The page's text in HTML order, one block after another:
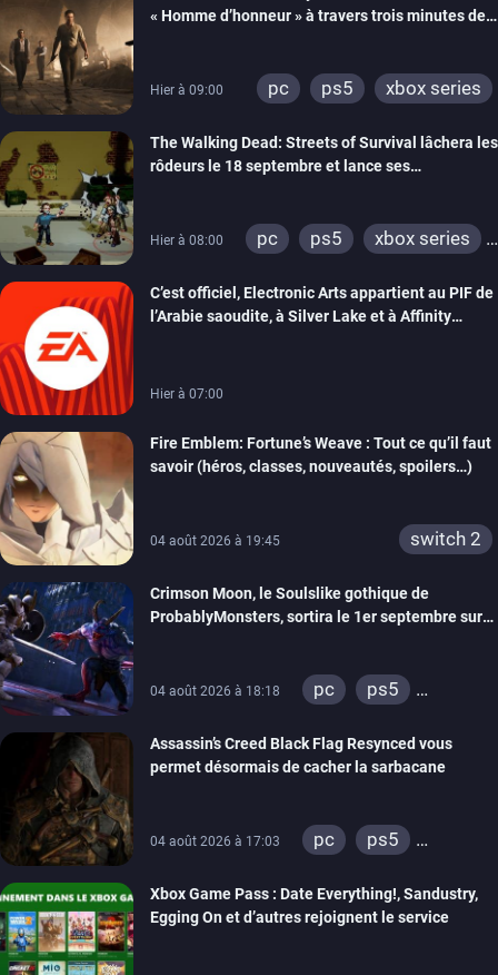
« Homme d’honneur » à travers trois minutes de
Hier à 09:00 pc ps5 xbox series
The Walking Dead: Streets of Survival lâchera les
rôdeurs le 18 septembre et lance ses
Hier à 08:00 pc ps5
xbox series
C’est officiel, Electronic Arts appartient au PIF de
l’Arabie saoudite, à Silver Lake et à Affinity
Hier à 07:00
Fire Emblem: Fortune’s Weave : Tout ce qu’il faut
savoir (héros, classes, nouveautés, spoilers…)
04 août 2026 à 19:45 switch 2
Crimson Moon, le Soulslike gothique de
ProbablyMonsters, sortira le 1er septembre sur
04 août 2026 à 18:18 pc
ps5
Assassin’s Creed Black Flag Resynced vous
permet désormais de cacher la sarbacane
04 août 2026 à 17:03 pc
ps5
Xbox Game Pass : Date Everything!, Sandustry,
Egging On et d’autres rejoignent le service